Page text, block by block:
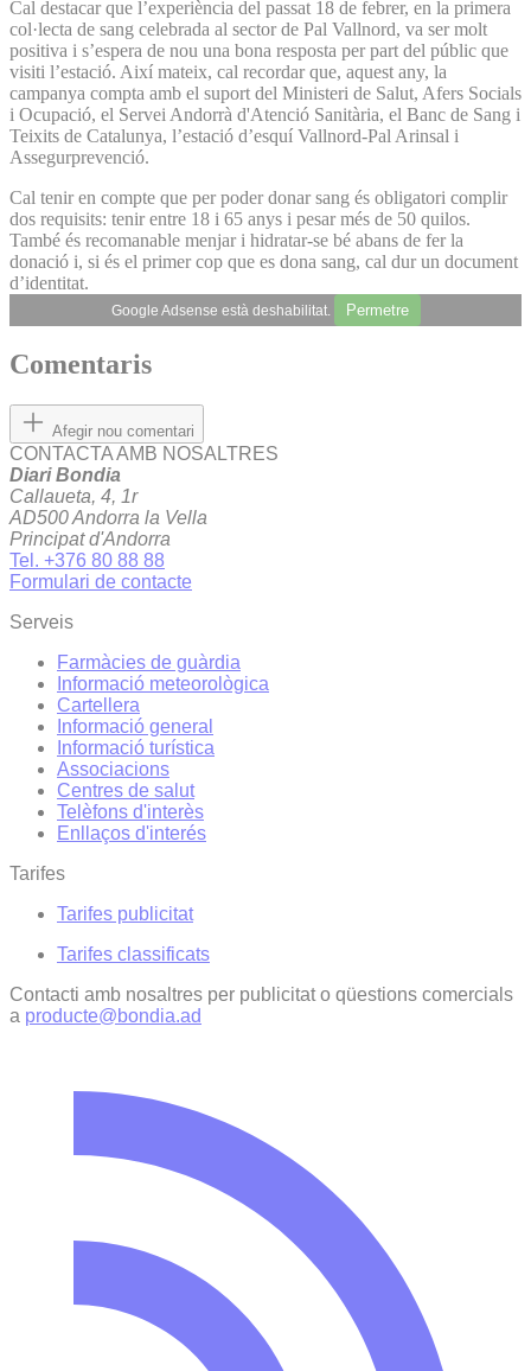
Cal destacar que l’experiència del passat 18 de febrer, en la primera
col·lecta de sang celebrada al sector de Pal Vallnord, va ser molt
positiva i s’espera de nou una bona resposta per part del públic que
visiti l’estació. Així mateix, cal recordar que, aquest any, la
campanya compta amb el suport del Ministeri de Salut, Afers Socials
i Ocupació, el Servei Andorrà d'Atenció Sanitària, el Banc de Sang i
Teixits de Catalunya, l’estació d’esquí Vallnord-Pal Arinsal i
Assegurprevenció.
Cal tenir en compte que per poder donar sang és obligatori complir
dos requisits: tenir entre 18 i 65 anys i pesar més de 50 quilos.
També és recomanable menjar i hidratar-se bé abans de fer la
donació i, si és el primer cop que es dona sang, cal dur un document
d’identitat.
Google Adsense està deshabilitat. Permetre
Comentaris
Afegir nou comentari
CONTACTA AMB NOSALTRES
Diari Bondia
Callaueta, 4, 1r
AD500 Andorra la Vella
Principat d'Andorra
Tel. +376 80 88 88
Formulari de contacte
Serveis
Farmàcies de guàrdia
Informació meteorològica
Cartellera
Informació general
Informació turística
Associacions
Centres de salut
Telèfons d'interès
Enllaços d'interés
Tarifes
Tarifes publicitat
Tarifes classificats
Contacti amb nosaltres per publicitat o qüestions comercials
a producte@bondia.ad